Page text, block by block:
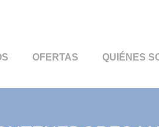
OFERTAS QUIÉNES